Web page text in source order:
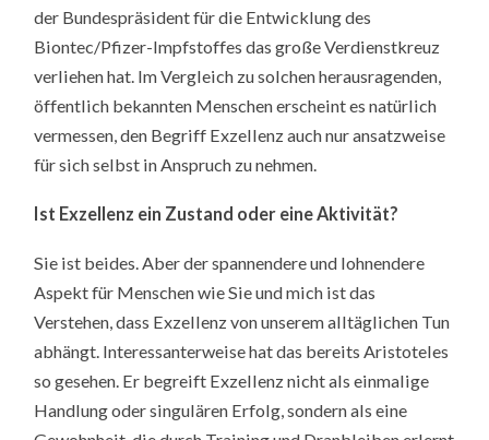
der Bundespräsident für die Entwicklung des
Biontec/Pfizer-Impfstoffes das große Verdienstkreuz
verliehen hat. Im Vergleich zu solchen herausragenden,
öffentlich bekannten Menschen erscheint es natürlich
vermessen, den Begriff Exzellenz auch nur ansatzweise
für sich selbst in Anspruch zu nehmen.
Ist Exzellenz ein Zustand oder eine Aktivität?
Sie ist beides. Aber der spannendere und lohnendere
Aspekt für Menschen wie Sie und mich ist das
Verstehen, dass Exzellenz von unserem alltäglichen Tun
abhängt. Interessanterweise hat das bereits Aristoteles
so gesehen. Er begreift Exzellenz nicht als einmalige
Handlung oder singulären Erfolg, sondern als eine